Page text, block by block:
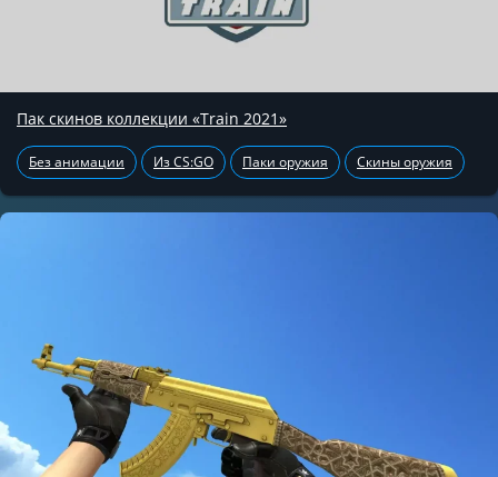
Пак скинов коллекции «Train 2021»
Без анимации Из CS:GO Паки оружия Скины оружия